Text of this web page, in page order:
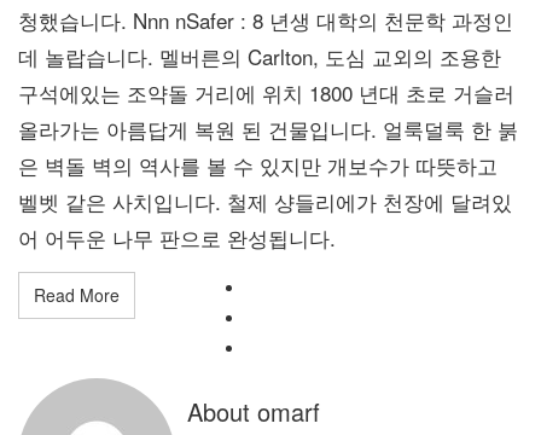
청했습니다. Nnn nSafer : 8 년생 대학의 천문학 과정인
데 놀랍습니다. 멜버른의 Carlton, 도심 교외의 조용한
구석에있는 조약돌 거리에 위치 1800 년대 초로 거슬러
올라가는 아름답게 복원 된 건물입니다. 얼룩덜룩 한 붉
은 벽돌 벽의 역사를 볼 수 있지만 개보수가 따뜻하고
벨벳 같은 사치입니다. 철제 샹들리에가 천장에 달려있
어 어두운 나무 판으로 완성됩니다.
Read More
About omarf